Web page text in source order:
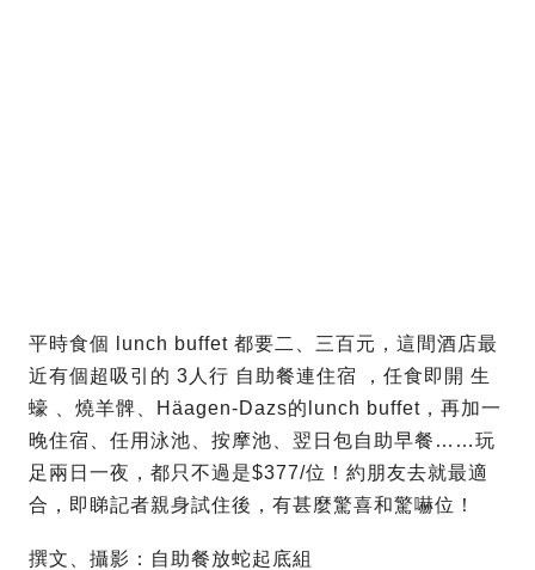
平時食個 lunch buffet 都要二、三百元，這間酒店最
近有個超吸引的 3人行 自助餐連住宿 ，任食即開 生
蠔 、燒羊髀、Häagen-Dazs的lunch buffet，再加一
晚住宿、任用泳池、按摩池、翌日包自助早餐……玩
足兩日一夜，都只不過是$377/位！約朋友去就最適
合，即睇記者親身試住後，有甚麼驚喜和驚嚇位！
撰文、攝影：自助餐放蛇起底組